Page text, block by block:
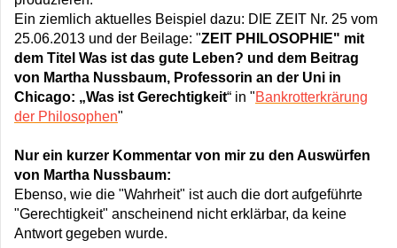
Ein ziemlich aktuelles Beispiel dazu: DIE ZEIT Nr. 25 vom
25.06.2013 und der Beilage: "ZEIT PHILOSOPHIE" mit
dem Titel Was ist das gute Leben? und dem Beitrag
von Martha Nussbaum, Professorin an der Uni in
Chicago: „Was ist Gerechtigkeit“ in "Bankrotterkrärung
der Philosophen"
Nur ein kurzer Kommentar von mir zu den Auswürfen
von Martha Nussbaum:
Ebenso, wie die "Wahrheit" ist auch die dort aufgeführte
"Gerechtigkeit" anscheinend nicht erklärbar, da keine
Antwort gegeben wurde.